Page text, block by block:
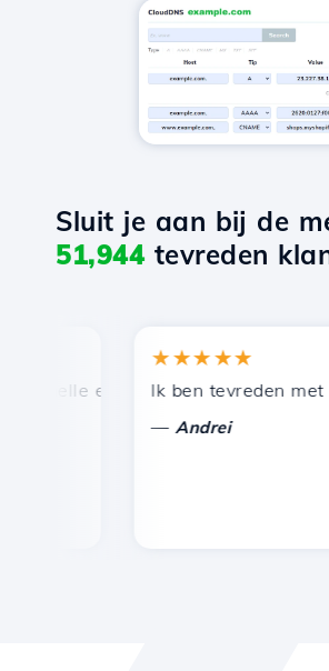
Sluit je aan bij de
51,944tevreden
en efficiënte technische
★★★★★
Ik ben tevreden met de
Andrei